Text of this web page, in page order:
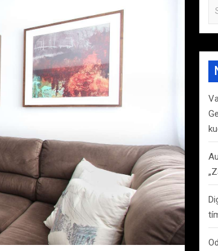
a
r
h